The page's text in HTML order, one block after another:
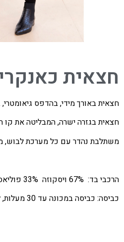
חצאית
חצאית באורך מידי, בהדפס גיאומטרי,
חצאית בגזרה ישרה, המבליטה את קו
משתלבת נהדר עם כל מערכת לבוש,
הרכבי בד: 67% ויסקוזה 33% פוליאסטר
כביסה: כביסה במכונה עד 30 מעלות, ללא ייבוש